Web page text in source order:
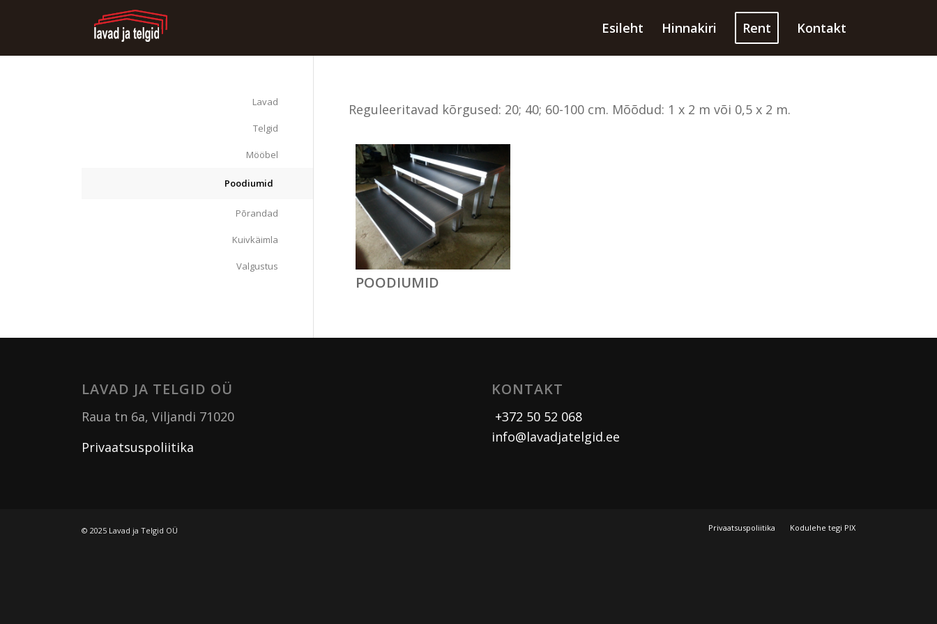
Esileht Hinnakiri Rent Kontakt
Reguleeritavad kõrgused: 20; 40; 60-100 cm. Mõõdud: 1 x 2 m või 0,5 x 2 m.
POODIUMID
Lavad
Telgid
Mööbel
Poodiumid
Põrandad
Kuivkäimla
Valgustus
LAVAD JA TELGID OÜ
Raua tn 6a, Viljandi 71020
Privaatsuspoliitika
KONTAKT
+372 50 52 068
info@lavadjatelgid.ee
© 2025 Lavad ja Telgid OÜ Privaatsuspoliitika Kodulehe tegi PIX